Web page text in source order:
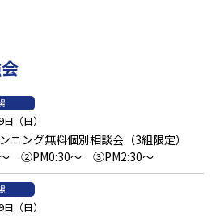
（日）
ニング無料個別相談会（3組限定）
②PM0:30～ ③PM2:30～
（日）